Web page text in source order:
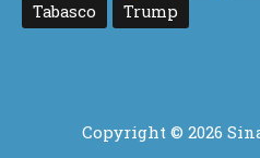
Tabasco
Trump
Copyright © 2026